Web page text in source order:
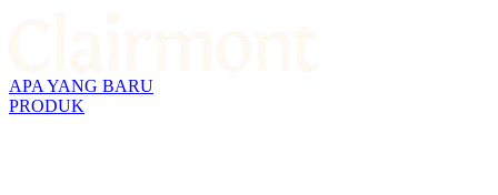
APA YANG BARU
PRODUK